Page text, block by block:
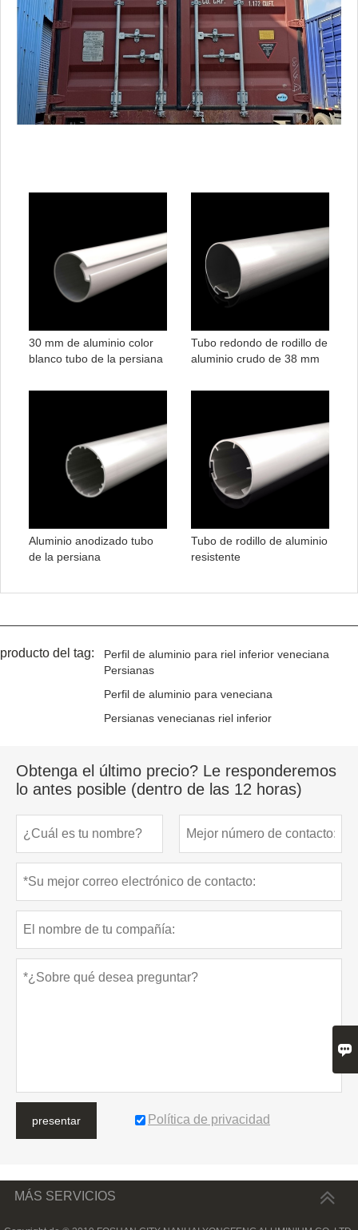
30 mm de aluminio color
blanco tubo de la persiana
Tubo redondo de rodillo de
aluminio crudo de 38 mm
Aluminio anodizado tubo
de la persiana
Tubo de rodillo de aluminio
resistente
producto del tag:
Perfil de aluminio para riel inferior veneciana
Persianas
Perfil de aluminio para veneciana
Persianas venecianas riel inferior
Obtenga el último precio? Le responderemos
lo antes posible (dentro de las 12 horas)
presentar Política de privacidad
MÁS SERVICIOS
